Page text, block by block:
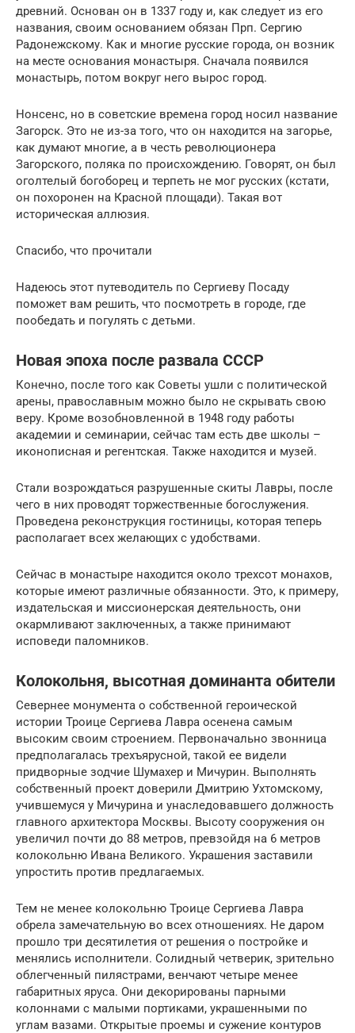
древний. Основан он в 1337 году и, как следует из его
названия, своим основанием обязан Прп. Сергию
Радонежскому. Как и многие русские города, он возник
на месте основания монастыря. Сначала появился
монастырь, потом вокруг него вырос город.
Нонсенс, но в советские времена город носил название
Загорск. Это не из-за того, что он находится на загорье,
как думают многие, а в честь революционера
Загорского, поляка по происхождению. Говорят, он был
оголтелый богоборец и терпеть не мог русских (кстати,
он похоронен на Красной площади). Такая вот
историческая аллюзия.
Спасибо, что прочитали
Надеюсь этот путеводитель по Сергиеву Посаду
поможет вам решить, что посмотреть в городе, где
пообедать и погулять с детьми.
Новая эпоха после развала СССР
Конечно, после того как Советы ушли с политической
арены, православным можно было не скрывать свою
веру. Кроме возобновленной в 1948 году работы
академии и семинарии, сейчас там есть две школы –
иконописная и регентская. Также находится и музей.
Стали возрождаться разрушенные скиты Лавры, после
чего в них проводят торжественные богослужения.
Проведена реконструкция гостиницы, которая теперь
располагает всех желающих с удобствами.
Сейчас в монастыре находится около трехсот монахов,
которые имеют различные обязанности. Это, к примеру,
издательская и миссионерская деятельность, они
окармливают заключенных, а также принимают
исповеди паломников.
Колокольня, высотная доминанта обители
Севернее монумента о собственной героической
истории Троице Сергиева Лавра осенена самым
высоким своим строением. Первоначально звонница
предполагалась трехъярусной, такой ее видели
придворные зодчие Шумахер и Мичурин. Выполнять
собственный проект доверили Дмитрию Ухтомскому,
учившемуся у Мичурина и унаследовавшего должность
главного архитектора Москвы. Высоту сооружения он
увеличил почти до 88 метров, превзойдя на 6 метров
колокольню Ивана Великого. Украшения заставили
упростить против предлагаемых.
Тем не менее колокольню Троице Сергиева Лавра
обрела замечательную во всех отношениях. Не даром
прошло три десятилетия от решения о постройке и
менялись исполнители. Солидный четверик, зрительно
облегченный пилястрами, венчают четыре менее
габаритных яруса. Они декорированы парными
колоннами с малыми портиками, украшенными по
углам вазами. Открытые проемы и сужение контуров